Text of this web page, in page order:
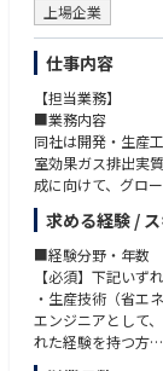
≪経験を積んだ後
入社3年間は国内
～3年目には基幹職
（管理職）昇格後
ップアップをして
≪半導体事業部に
当社半導体事業部
おり、自社ブラン
とお客様の半導体
アナログ技術を活
追求しています。
１．電池（リチ
２．電源（システ
用IC）
３．センサ（
上場企業
仕事内容
【担当業務】
■業務内容
同社は開発・生産
室効果ガス排出実
成に向けて、グロ
た省エネ推進を行
■具体的な担当業務
工場での省エネ取
低圧コンプレッサ
ユーティリティ設
を活かす場があり
求める経験 /
■経験分野・年数
【必須】下記いず
・生産技術（省エ
エンジニアとして
れた経験を持つ方
・産業用ユーティ